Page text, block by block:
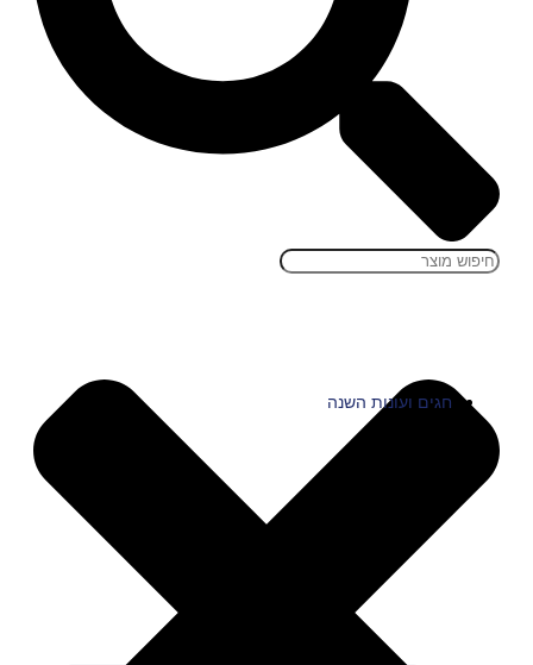
חגים ועונות השנה